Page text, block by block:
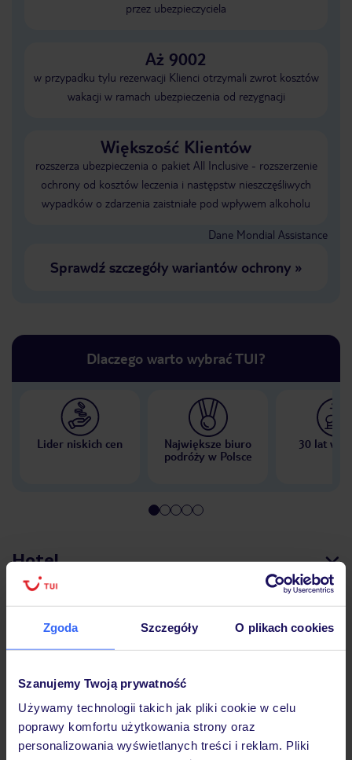
Zgoda Szczegóły O plikach cookies
Szanujemy Twoją prywatność
Używamy technologii takich jak pliki cookie w celu
poprawy komfortu użytkowania strony oraz
personalizowania wyświetlanych treści i reklam. Pliki
przez ubezpieczyciela
Aż 9002
w przypadku tylu rezerwacji Klienci otrzymali zwrot kosztów
wakacji w ramach ubezpieczenia od rezygnacji
Większość Klientów
rozszerza ubezpieczenia o pakiet All Inclusive - rozszerzenie
ochrony od kosztów leczenia i następstw nieszczęśliwych
wypadków o zdarzenia zaistniałe pod wpływem alkoholu
Dane Mondial Assistance
Sprawdź szczegóły wariantów ochrony»
Dlaczego warto wybrać TUI?
Lider niskich cen
Największe biuro
podróży w Polsce
30 lat w
Hotel
Pokoje
Wyżywienie
Atrakcje